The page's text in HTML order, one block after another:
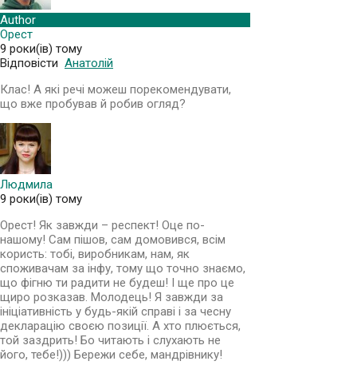
Author
Орест
9 роки(ів) тому
Відповісти Анатолій
Клас! А які речі можеш порекомендувати,
що вже пробував й робив огляд?
Людмила
9 роки(ів) тому
Орест! Як завжди – респект! Оце по-
нашому! Сам пішов, сам домовився, всім
користь: тобі, виробникам, нам, як
споживачам за інфу, тому що точно знаємо,
що фігню ти радити не будеш! І ще про це
щиро розказав. Молодець! Я завжди за
ініціативність у будь-якій справі і за чесну
декларацію своєю позиції. А хто плюється,
той заздрить! Бо читають і слухають не
його, тебе!))) Бережи себе, мандрівнику!